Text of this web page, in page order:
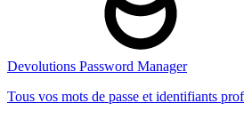
Devolutions Password Manager
Tous vos mots de passe et identifiants